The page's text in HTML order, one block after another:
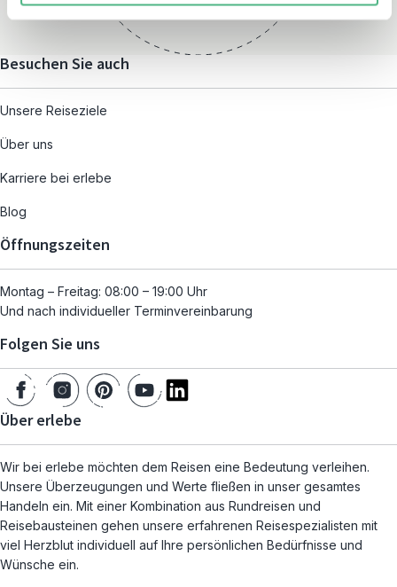
Besuchen Sie auch
Unsere Reiseziele
Über uns
Karriere bei erlebe
Blog
Öffnungszeiten
Montag – Freitag: 08:00 – 19:00 Uhr
Und nach individueller Terminvereinbarung
Folgen Sie uns
Über erlebe
Wir bei erlebe möchten dem Reisen eine Bedeutung verleihen.
Unsere Überzeugungen und Werte fließen in unser gesamtes
Handeln ein. Mit einer Kombination aus Rundreisen und
Reisebausteinen gehen unsere erfahrenen Reisespezialisten mit
viel Herzblut individuell auf Ihre persönlichen Bedürfnisse und
Wünsche ein.